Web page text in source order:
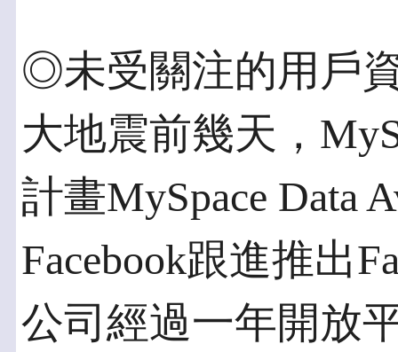
◎未受關注的用戶
大地震前幾天，
計畫MySpace Data
Facebook跟進推出
公司經過一年開放